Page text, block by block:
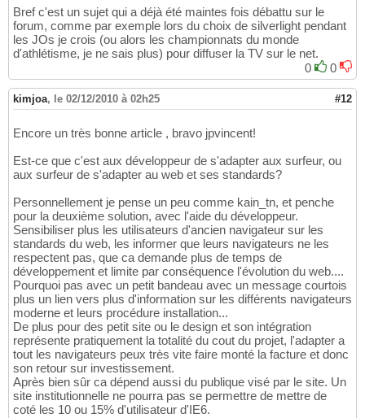
Bref c'est un sujet qui a déjà été maintes fois débattu sur le
forum, comme par exemple lors du choix de silverlight pendant
les JOs je crois (ou alors les championnats du monde
d'athlétisme, je ne sais plus) pour diffuser la TV sur le net.
0
0
kimjoa, le 02/12/2010 à 02h25 #12
Encore un très bonne article , bravo jpvincent!
Est-ce que c'est aux développeur de s'adapter aux surfeur, ou
aux surfeur de s'adapter au web et ses standards?
Personnellement je pense un peu comme kain_tn, et penche
pour la deuxième solution, avec l'aide du développeur.
Sensibiliser plus les utilisateurs d'ancien navigateur sur les
standards du web, les informer que leurs navigateurs ne les
respectent pas, que ca demande plus de temps de
développement et limite par conséquence l'évolution du web....
Pourquoi pas avec un petit bandeau avec un message courtois
plus un lien vers plus d'information sur les différents navigateurs
moderne et leurs procédure installation...
De plus pour des petit site ou le design et son intégration
représente pratiquement la totalité du cout du projet, l'adapter a
tout les navigateurs peux très vite faire monté la facture et donc
son retour sur investissement.
Après bien sûr ca dépend aussi du publique visé par le site. Un
site institutionnelle ne pourra pas se permettre de mettre de
coté les 10 ou 15% d'utilisateur d'IE6.